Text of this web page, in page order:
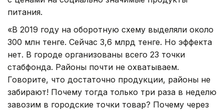
питания.
«В 2019 году на оборотную схему выделяли около
300 млн тенге. Сейчас 3,6 млрд тенге. Но эффекта
нет. В городе организованы всего 23 точки
стабфонда. Районы почти не охватываем.
Говорите, что достаточно продукции, районы не
забирают! Почему тогда только три раза в неделю
завозим в городские точки товар? Почему через